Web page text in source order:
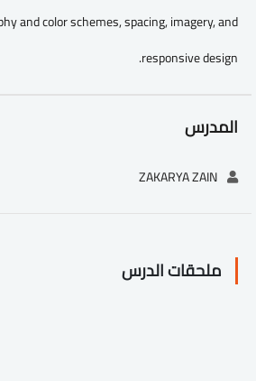
and color schemes, spacing, imagery, and
responsive design.
المدرس
ملحقات الدرس